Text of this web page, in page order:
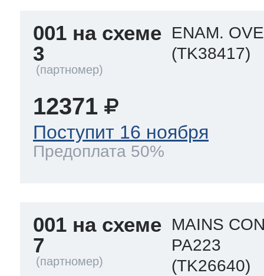
001 на схеме
3
ENAM.
(TK38417)
12371
Поступит 16 ноября
Предоплата 50%
001 на схеме
7
MAINS
PA223
(TK26640)